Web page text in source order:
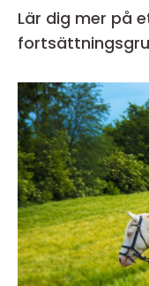
Lär dig mer på